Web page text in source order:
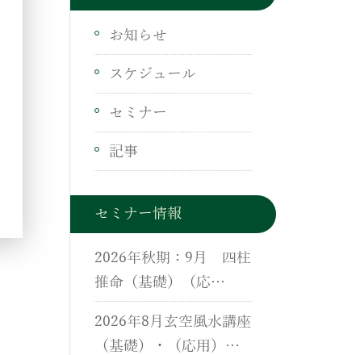
お知らせ
スケジュール
セミナー
記事
セミナー情報
2026年秋期：9月 四柱
推命（基礎）（応
用）、断易（五行易）
講座のご案内
2026年8月玄空風水講座
（基礎）・（応用）・